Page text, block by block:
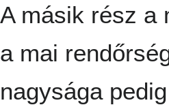
A másik rész a
a mai
nagysága